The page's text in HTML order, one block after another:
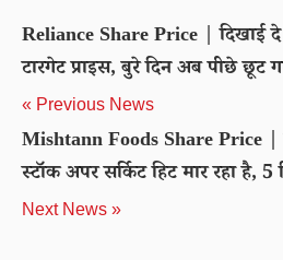
Reliance Share Price | दिखाई दे
टारगेट प्राइस, बुरे दिन अब पीछे छूट
« Previous News
Mishtann Foods Share Price | ये
स्टॉक अपर सर्किट हिट मार रहा है, 5
Next News »